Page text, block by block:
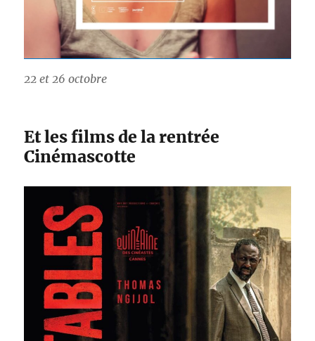
22 et 26 octobre
Et les films de la rentrée
Cinémascotte